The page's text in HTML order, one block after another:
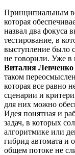
Принципиальным
которая
назвал два фокуса
тестирование, в
выступление было
не говорили. Уже в
Виталия Левченко
таком
которая все равно
сценарии и
для них можно
Идея понятная и
задач, в которых
алгоритмике или
гибрид автомата и
общем потоке не